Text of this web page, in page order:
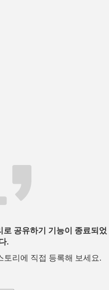
공유하기 기능이 종료되었
.
리에 직접 등록해 보세요.